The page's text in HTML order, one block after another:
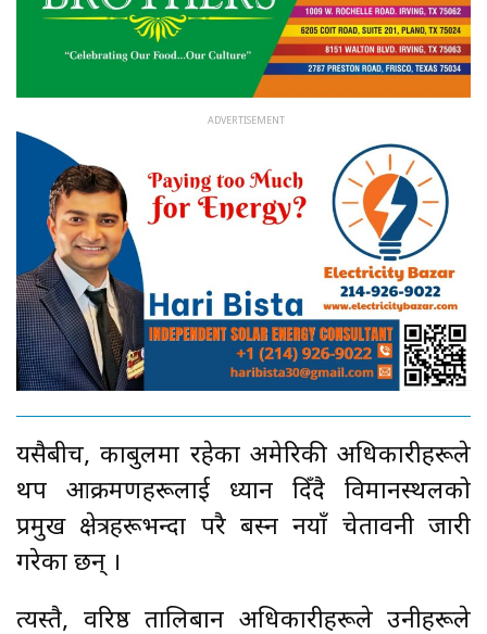
यसैबीच, काबुलमा रहेका अमेरिकी अधिकारीहरूले
थप आक्रमणहरूलाई ध्यान दिँदै विमानस्थलको
प्रमुख क्षेत्रहरूभन्दा परै बस्न नयाँ चेतावनी जारी
गरेका छन् ।
त्यस्तै, वरिष्ठ तालिबान अधिकारीहरूले उनीहरूले